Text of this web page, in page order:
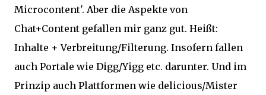
Microcontent'. Aber die Aspekte von
Chat+Content gefallen mir ganz gut. Heißt:
Inhalte + Verbreitung/Filterung. Insofern fallen
auch Portale wie Digg/Yigg etc. darunter. Und im
Prinzip auch Plattformen wie delicious/Mister